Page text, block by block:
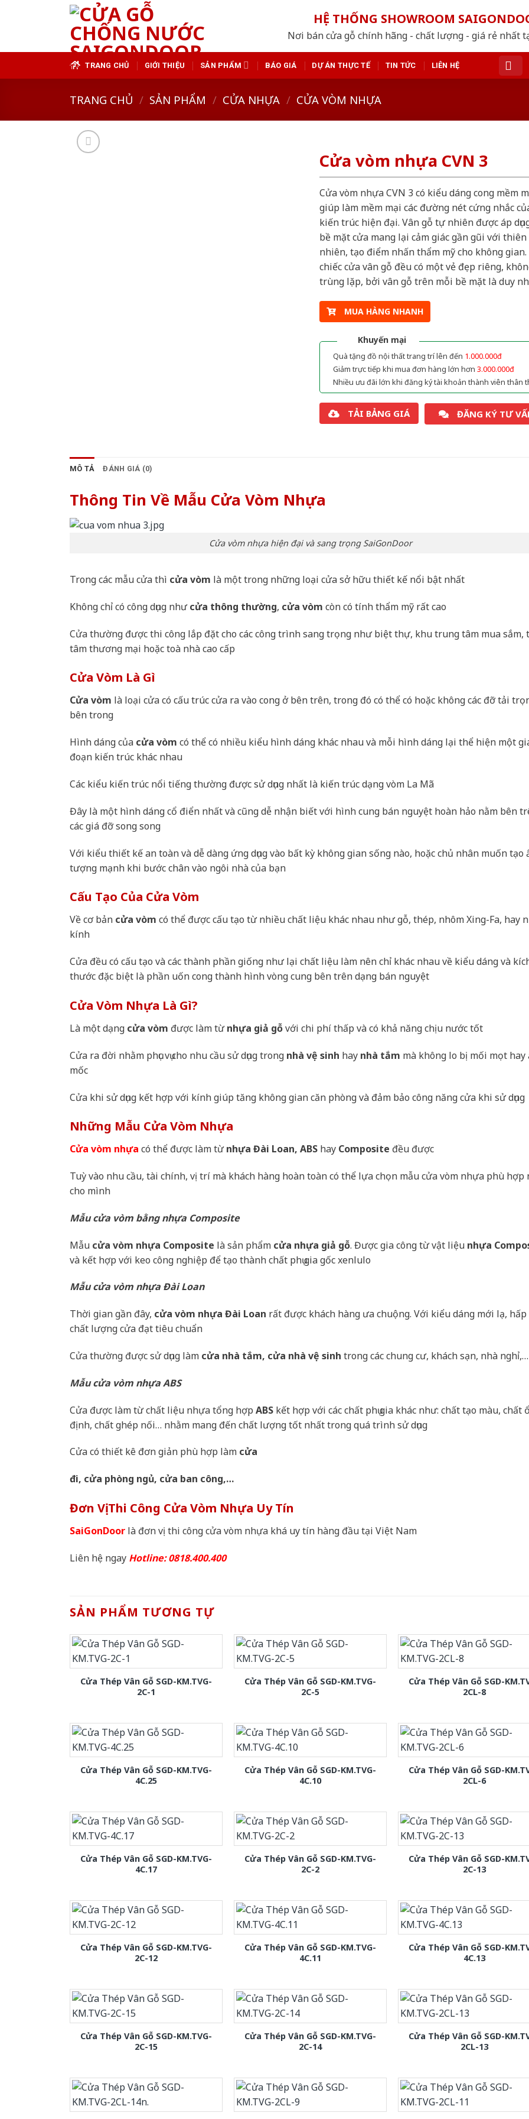
HỆ THỐNG SHOWROOM
Nơi bán cửa gỗ chính hãng - chất lượng - giá rẻ nhất
TRANG CHỦ GIỚI THIỆU SẢN PHẨM BÁO GIÁ DỰ ÁN THỰC TẾ TIN TỨC LIÊN HỆ
TRANG CHỦ / SẢN PHẨM / CỬA NHỰA / CỬA VÒM NHỰA
Cửa vòm nhựa CVN 3
Cửa vòm nhựa CVN 3 có kiểu dáng cong mềm
giúp làm mềm mại các đường nét cứng nhắc
kiến trúc hiện đại. Vân gỗ tự nhiên được áp
bề mặt cửa mang lại cảm giác gần gũi với thiên
nhiên, tạo điểm nhấn thẩm mỹ cho không
chiếc cửa vân gỗ đều có một vẻ đẹp riêng,
trùng lặp, bởi vân gỗ trên mỗi bề mặt là duy
MUA HÀNG NHANH
Khuyến mại
Quà tặng đồ nội thất trang trí lên đến 1.000.000đ
Giảm trực tiếp khi mua đơn hàng lớn hơn 3.000.000đ
Nhiều ưu đãi lớn khi đăng ký tài khoản thành viên thân
TẢI BẢNG GIÁ ĐĂNG KÝ TƯ
MÔ TẢ ĐÁNH GIÁ (0)
Thông Tin Về Mẫu Cửa Vòm Nhựa
Cửa vòm nhựa hiện đại và sang trọng SaiGonDoor
Trong các mẫu cửa thì cửa vòm là một trong những loại cửa sở hữu thiết kế nổi bật nhất
Không chỉ có công dụng nhưcửa thông thường, cửa vòm còn có tính thẩm mỹ rất cao
Cửa thường được thi công lắp đặt cho các công trình sang trọng như biệt thự, khu trung tâm mua sắm,
tâm thương mại hoặc toà nhà cao cấp
Cửa Vòm Là Gì
Cửa vòm là loại cửa có cấu trúc cửa ra vào cong ở bên trên, trong đó có thể có hoặc không các đỡ tải
bên trong
Hình dáng của cửa vòm có thể có nhiều kiểu hình dáng khác nhau và mỗi hình dáng lại thể hiện một
đoạn kiến trúc khác nhau
Các kiểu kiến trúc nổi tiếng thường được sử dụng nhất là kiến trúc dạng vòm La Mã
Đây là một hình dáng cổ điển nhất và cũng dễ nhận biết với hình cung bán nguyệt hoàn hảo nằm bên
các giá đỡ song song
Với kiểu thiết kế an toàn và dễ dàng ứng dụng vào bất kỳ không gian sống nào, hoặc chủ nhân muốn tạo
tượng mạnh khi bước chân vào ngôi nhà của bạn
Cấu Tạo Của Cửa Vòm
Về cơ bản cửa vòm có thể được cấu tạo từ nhiều chất liệu khác nhau như gỗ, thép, nhôm Xing-Fa, hay
kính
Cửa đều có cấu tạo và các thành phần giống như lại chất liệu làm nên chỉ khác nhau về kiểu dáng và
thước đặc biệt là phần uốn cong thành hình vòng cung bên trên dạng bán nguyệt
Cửa Vòm Nhựa Là Gì?
Là một dạng cửa vòm được làm từnhựa giả gỗvới chi phí thấp và có khả năng chịu nước tốt
Cửa ra đời nhằm phục vụ cho nhu cầu sử dụng trong nhà vệ sinh hay nhà tắm mà không lo bị mối mọt hay
mốc
Cửa khi sử dụng kết hợp với kính giúp tăng không gian căn phòng và đảm bảo công năng cửa khi sử dụng
Những Mẫu Cửa Vòm Nhựa
Cửa vòm nhựa có thể được làm từnhựa Đài Loan, ABS hay Composite đều được
Tuỳ vào nhu cầu, tài chính, vị trí mà khách hàng hoàn toàn có thể lựa chọn mẫu cửa vòm nhựa phù hợp
cho mình
Mẫu cửa vòm bằng nhựa Composite
Mẫu cửa vòm nhựa Composite là sản phẩm cửa nhựa giả gỗ. Được gia công từ vật liệu nhựa
và kết hợp với keo công nghiệp để tạo thành chất phụ gia gốc xenlulo
Mẫu cửa vòm nhựa Đài Loan
Thời gian gần đây, cửa vòm nhựa Đài Loan rất được khách hàng ưa chuộng. Với kiểu dáng mới lạ, hấp
chất lượng cửa đạt tiêu chuẩn
Cửa thường được sử dụng làm cửa nhà tắm, cửa nhà vệ sinh trong các chung cư, khách sạn, nhà nghỉ,…
Mẫu cửa vòm nhựa ABS
Cửa được làm từ chất liệu nhựa tổng hợp ABS kết hợp với các chất phụ gia khác như: chất tạo màu, chất
định, chất ghép nối… nhằm mang đến chất lượng tốt nhất trong quá trình sử dụng
Cửa có thiết kê đơn giản phù hợp làm cửa
đi, cửa phòng ngủ, cửa ban công,…
Đơn Vị Thi Công Cửa Vòm Nhựa Uy Tín
SaiGonDoor là đơn vị thi công cửa vòm nhựa khá uy tín hàng đầu tại Việt Nam
Liên hệ ngay Hotline: 0818.400.400
SẢN PHẨM TƯƠNG TỰ
Cửa Thép Vân Gỗ SGD-KM.TVG-
2C-1
Cửa Thép Vân Gỗ SGD-KM.TVG-
2C-5
Cửa Thép Vân Gỗ SGD-
2CL-8
Cửa Thép Vân Gỗ SGD-KM.TVG-
4C.25
Cửa Thép Vân Gỗ SGD-KM.TVG-
4C.10
Cửa Thép Vân Gỗ SGD-
2CL-6
Cửa Thép Vân Gỗ SGD-KM.TVG-
4C.17
Cửa Thép Vân Gỗ SGD-KM.TVG-
2C-2
Cửa Thép Vân Gỗ SGD-
2C-13
Cửa Thép Vân Gỗ SGD-KM.TVG-
2C-12
Cửa Thép Vân Gỗ SGD-KM.TVG-
4C.11
Cửa Thép Vân Gỗ SGD-
4C.13
Cửa Thép Vân Gỗ SGD-KM.TVG-
2C-15
Cửa Thép Vân Gỗ SGD-KM.TVG-
2C-14
Cửa Thép Vân Gỗ SGD-
2CL-13